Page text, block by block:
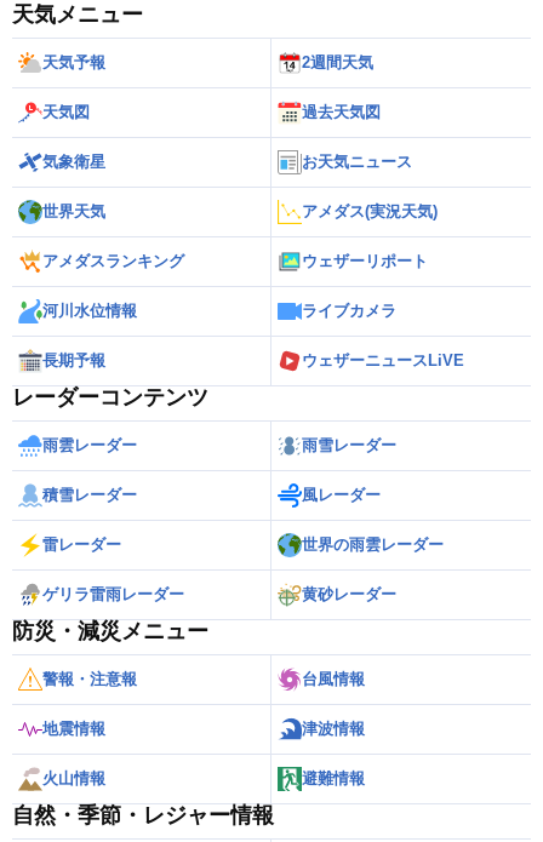
天気メニュー
天気予報 2週間天気
天気図 過去天気図
気象衛星 お天気ニュース
世界天気 アメダス(実況天気)
アメダスランキング ウェザーリポート
河川水位情報 ライブカメラ
長期予報 ウェザーニュースLiVE
レーダーコンテンツ
雨雲レーダー 雨雪レーダー
積雪レーダー 風レーダー
雷レーダー 世界の雨雲レーダー
ゲリラ雷雨レーダー 黄砂レーダー
防災・減災メニュー
警報・注意報 台風情報
地震情報 津波情報
火山情報 避難情報
自然・季節・レジャー情報